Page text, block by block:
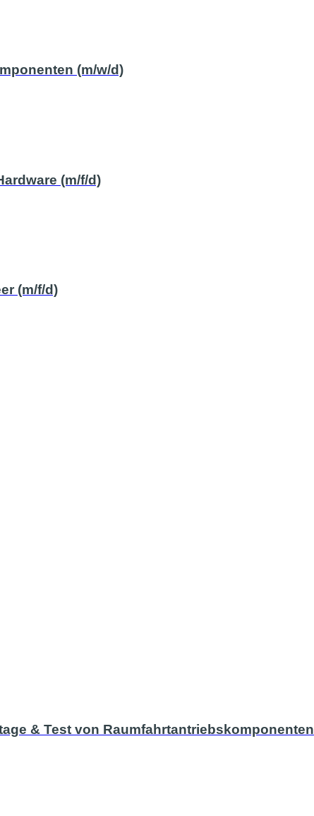
(m/w/d)
(m/f/d)
(m/f/d)
& Test von Raumfahrtantriebskomponenten